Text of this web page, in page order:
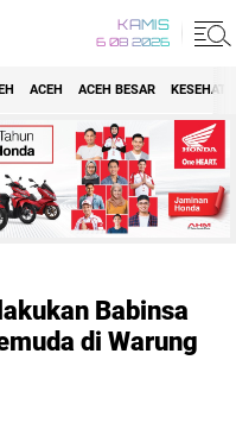
KAMIS
6 08 2026
ACEH ACEH BESAR
Babinsa
di Warung